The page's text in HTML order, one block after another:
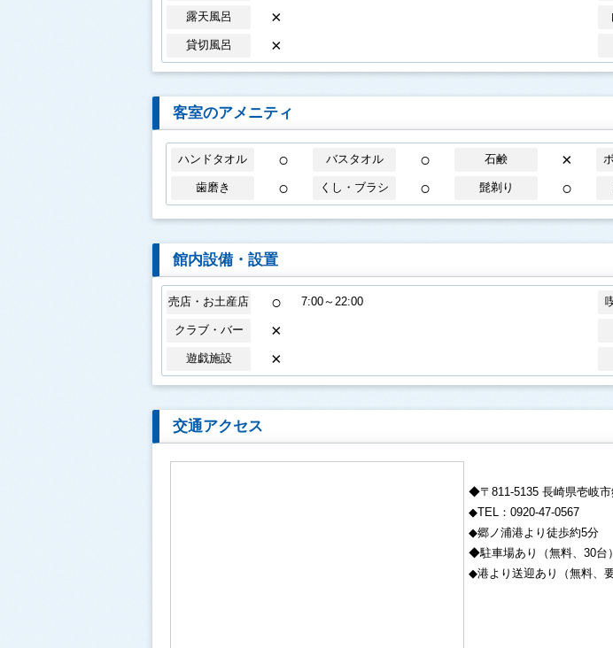
露天風呂 ×
貸切風呂 ×
客室のアメニティ
ハンドタオル ○ バスタオル ○ 石鹸 ×
歯磨き ○ くし・ブラシ ○ 髭剃り ○
館内設備・設置
売店・お土産店 ○ 7:00～22:00
クラブ・バー ×
遊戯施設 ×
交通アクセス
◆〒811-5135 長崎県壱岐
◆TEL：0920-47-0567
◆郷ノ浦港より徒歩約5分
◆駐車場あり（無料、30台）
◆港より送迎あり（無料、